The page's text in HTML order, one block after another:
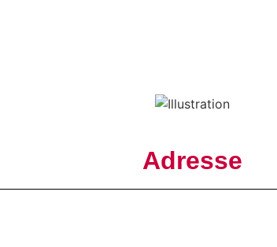
Adresse